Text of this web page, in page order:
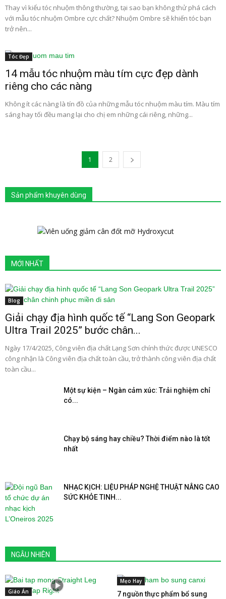
Thay vì kiểu tóc nhuộm thông thường, tại sao bạn không thử phá cách
với mẫu tóc nhuộm Ombre cực chất? Nhuộm Ombre sẽ khiến tóc bạn
trở nên...
Tóc Đẹp
14 mẫu tóc nhuộm màu tím cực đẹp dành
riêng cho các nàng
Không ít các nàng là tín đồ của những mẫu tóc nhuộm màu tím. Màu tím
sáng hay tối đều mang lại cho chị em những cái riêng, những...
1 2
Sản phẩm khuyên dùng
MỚI NHẤT
Blog
Giải chạy địa hình quốc tế “Lang Son Geopark
Ultra Trail 2025” bước chân...
Ngày 17/4/2025, Công viên địa chất Lạng Sơn chính thức được UNESCO
công nhận là Công viên địa chất toàn cầu, trở thành công viên địa chất
toàn cầu...
Một sự kiện – Ngàn cảm xúc: Trải nghiệm chỉ
có...
Chạy bộ sáng hay chiều? Thời điểm nào là tốt
nhất
NHẠC KỊCH: LIỆU PHÁP NGHỆ THUẬT NÂNG CAO
SỨC KHỎE TINH...
NGẪU NHIÊN
Giáo Án
Mẹo Hay
7 nguồn thực phẩm bổ sung